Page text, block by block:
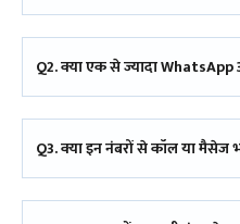
Q2. क्या एक से ज्यादा
Q3. क्या इन नंबरों से कॉल या मैसेज